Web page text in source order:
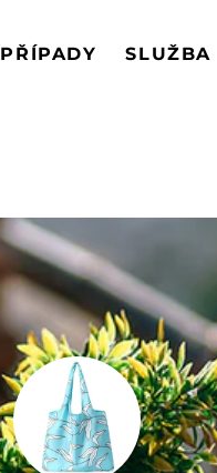
PŘÍPADY SLUŽBA